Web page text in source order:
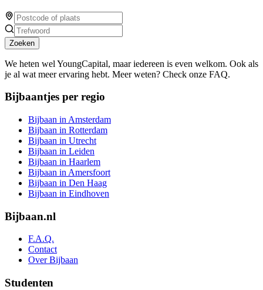
Zoeken
We heten wel YoungCapital, maar iedereen is even welkom. Ook als
je al wat meer ervaring hebt. Meer weten? Check onze FAQ.
Bijbaantjes per regio
Bijbaan in Amsterdam
Bijbaan in Rotterdam
Bijbaan in Utrecht
Bijbaan in Leiden
Bijbaan in Haarlem
Bijbaan in Amersfoort
Bijbaan in Den Haag
Bijbaan in Eindhoven
Bijbaan.nl
F.A.Q.
Contact
Over Bijbaan
Studenten